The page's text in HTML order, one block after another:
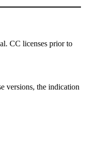
CC licenses prior to
versions, the indication